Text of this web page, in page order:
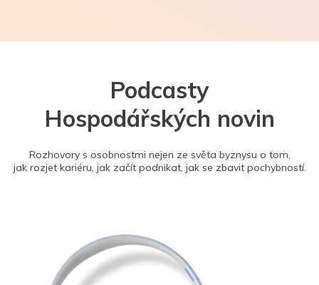
Podcasty
Hospodářských novin
Rozhovory s osobnostmi nejen ze světa byznysu o tom,
jak rozjet kariéru, jak začít podnikat, jak se zbavit pochybností.